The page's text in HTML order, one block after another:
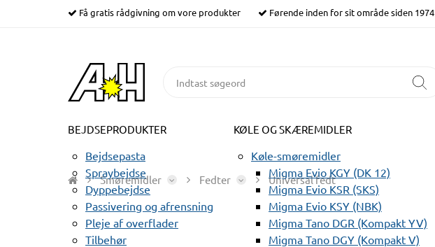
Få gratis rådgivning om vore produkter Førende inden for sit område siden 1974
BEJDSEPRODUKTER
Bejdsepasta
Spraybejdse
Dyppebejdse
Passivering og afrensning
Pleje af overflader
Tilbehør
KØLE OG SKÆREMIDLER
Køle-smøremidler
Migma Evio KGY (DK 12)
Migma Evio KSR (SKS)
Migma Evio KSY (NBK)
Migma Tano DGR (Kompakt YV)
Migma Tano DGY (Kompakt V)
Smøremidler Fedter Universal fedt